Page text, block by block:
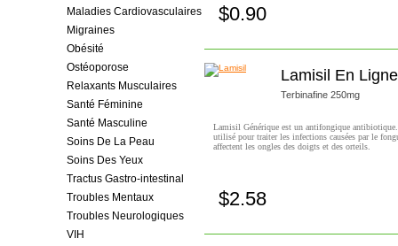
Maladies Cardiovasculaires
Migraines
Obésité
Ostéoporose
Relaxants Musculaires
Santé Féminine
Santé Masculine
Soins De La Peau
Soins Des Yeux
Tractus Gastro-intestinal
Troubles Mentaux
Troubles Neurologiques
VIH
$0.90
Lamisil En Ligne
Terbinafine 250mg
Lamisil Générique est un antifongique
utilisé pour traiter les infections causées par le
affectent les ongles des doigts et des orteils.
$2.58